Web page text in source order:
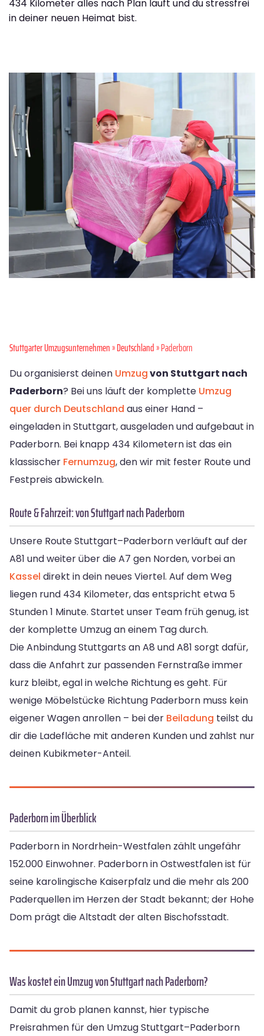
434 Kilometer alles nach Plan läuft und du stressfrei
in deiner neuen Heimat bist.
Stuttgarter Umzugsunternehmen»Deutschland» Paderborn
Du organisierst deinen Umzugvon Stuttgart nach
Paderborn? Bei uns läuft der komplette Umzug
quer durch Deutschland aus einer Hand –
eingeladen in Stuttgart, ausgeladen und aufgebaut in
Paderborn. Bei knapp 434 Kilometern ist das ein
klassischer Fernumzug, den wir mit fester Route und
Festpreis abwickeln.
Route & Fahrzeit: von Stuttgart nach Paderborn
Unsere Route Stuttgart–Paderborn verläuft auf der
A81 und weiter über die A7 gen Norden, vorbei an
Kassel direkt in dein neues Viertel. Auf dem Weg
liegen rund 434 Kilometer, das entspricht etwa 5
Stunden 1 Minute. Startet unser Team früh genug, ist
der komplette Umzug an einem Tag durch.
Die Anbindung Stuttgarts an A8 und A81 sorgt dafür,
dass die Anfahrt zur passenden Fernstraße immer
kurz bleibt, egal in welche Richtung es geht. Für
wenige Möbelstücke Richtung Paderborn muss kein
eigener Wagen anrollen – bei der Beiladung teilst du
dir die Ladefläche mit anderen Kunden und zahlst nur
deinen Kubikmeter-Anteil.
Paderborn im Überblick
Paderborn in Nordrhein-Westfalen zählt ungefähr
152.000 Einwohner. Paderborn in Ostwestfalen ist für
seine karolingische Kaiserpfalz und die mehr als 200
Paderquellen im Herzen der Stadt bekannt; der Hohe
Dom prägt die Altstadt der alten Bischofsstadt.
Was kostet ein Umzug von Stuttgart nach Paderborn?
Damit du grob planen kannst, hier typische
Preisrahmen für den Umzug Stuttgart–Paderborn